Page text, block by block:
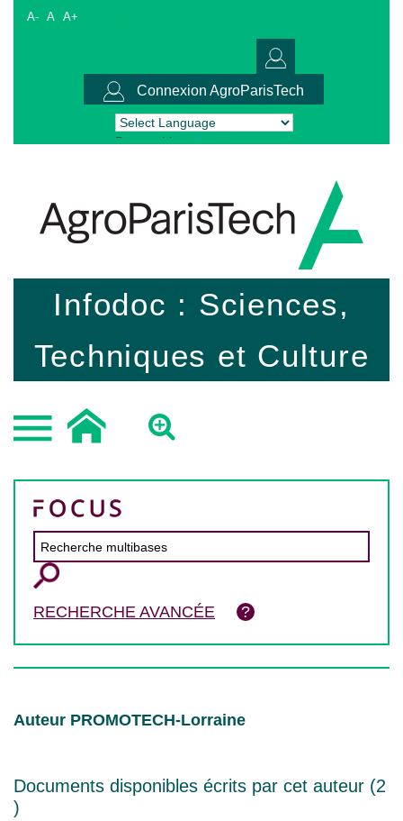
A- A A+
Connexion AgroParisTech
Powered by Translate
Infodoc : Sciences,
Techniques et Culture
RECHERCHE AVANCÉE
Auteur PROMOTECH-Lorraine
Documents disponibles écrits par cet auteur (2
)